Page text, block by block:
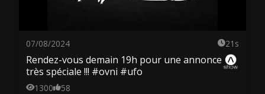
07/08/2024 21s
Rendez-vous demain 19h pour une annonce
très spéciale !!! #ovni #ufo
1300 58